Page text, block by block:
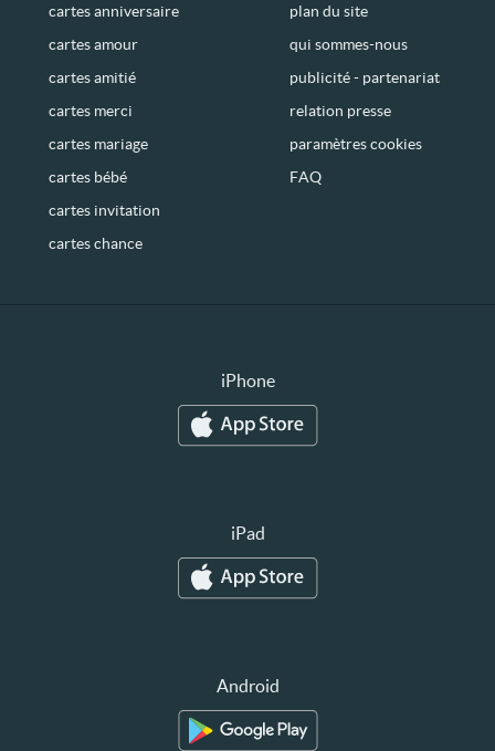
cartes anniversaire
cartes amour
cartes amitié
cartes merci
cartes mariage
cartes bébé
cartes invitation
cartes chance
plan du site
qui sommes-nous
publicité - partenariat
relation presse
paramètres cookies
FAQ
iPhone
iPad
Android